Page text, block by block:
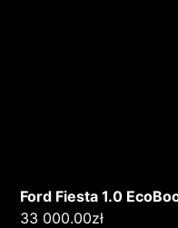
Ford Fiesta 1.0
33 000.00zł